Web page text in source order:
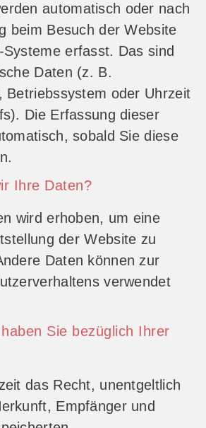
automatisch oder nach
beim Besuch der Website
erfasst. Das sind
Daten (z. B.
Betriebssystem oder Uhrzeit
Die Erfassung dieser
sobald Sie diese
Ihre Daten?
wird erhoben, um eine
der Website zu
Daten können zur
verwendet
Sie bezüglich Ihrer
das Recht, unentgeltlich
Empfänger und